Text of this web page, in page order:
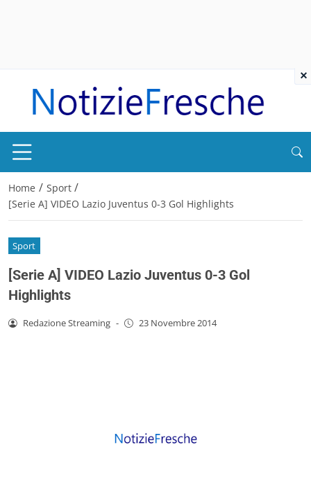
Home / Sport /
[Serie A] VIDEO Lazio Juventus 0-3 Gol Highlights
Sport
[Serie A] VIDEO Lazio Juventus 0-3 Gol
Highlights
Redazione Streaming - 23 Novembre 2014
×